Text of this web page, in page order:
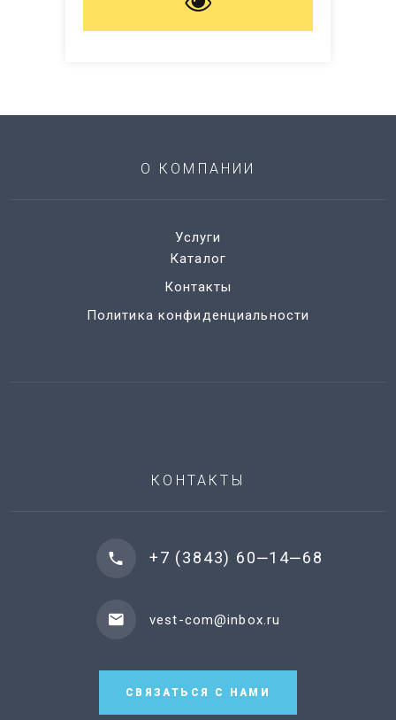
О КОМПАНИИ
Услуги
Каталог
Контакты
Политика конфиденциальности
КОНТАКТЫ
+7 (3843) 60‒14‒68
vest-com@inbox.ru
СВЯЗАТЬСЯ С НАМИ